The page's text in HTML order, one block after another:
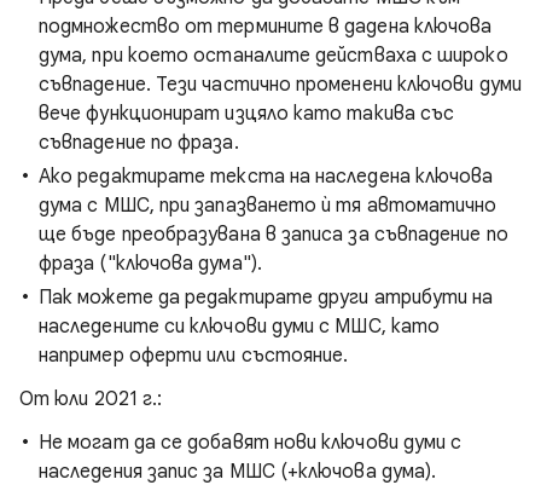
подмножество от термините в дадена ключова
дума, при което останалите действаха с широко
съвпадение. Тези частично променени ключови думи
вече функционират изцяло като такива със
съвпадение по фраза.
Ако редактирате текста на наследена ключова
дума с МШС, при запазването ѝ тя автоматично
ще бъде преобразувана в записа за съвпадение по
фраза ("ключова дума").
Пак можете да редактирате други атрибути на
наследените си ключови думи с МШС, като
например оферти или състояние.
От юли 2021 г.:
Не могат да се добавят нови ключови думи с
наследения запис за МШС (+ключова дума).